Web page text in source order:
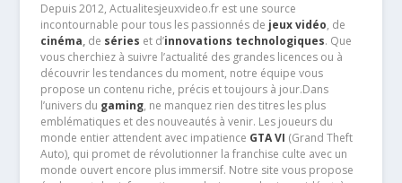
Depuis 2012, Actualitesjeuxvideo.fr est une source
incontournable pour tous les passionnés de jeux vidéo, de
cinéma,de séries et d’innovations technologiques. Que
vous cherchiez à suivre l’actualité des grandes licences ou à
découvrir les tendances du moment, notre équipe vous
propose un contenu riche, précis et toujours à jour.Dans
l’univers du gaming, ne manquez rien des titres les plus
emblématiques et des nouveautés à venir. Les joueurs du
monde entier attendent avec impatience GTA VI (Grand Theft
Auto), qui promet de révolutionner la franchise culte avec un
monde ouvert encore plus immersif. Notre site vous propose